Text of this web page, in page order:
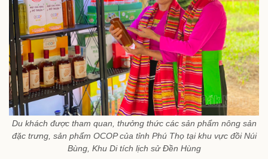
Du khách được tham quan, thưởng thức các sản phẩm nông sản
đặc trưng, sản phẩm OCOP của tỉnh Phú Thọ tại khu vực đồi Núi
Bùng, Khu Di tích lịch sử Đền Hùng